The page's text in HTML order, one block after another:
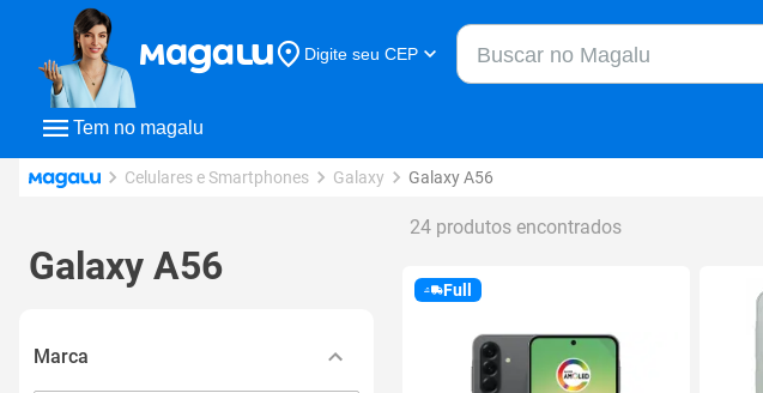
Tem no magalu
Digite seu CEP
Buscar no Magalu
Celulares e Smartphones Galaxy Galaxy A56
Galaxy A56
Marca
24 produtos encontrados
Full